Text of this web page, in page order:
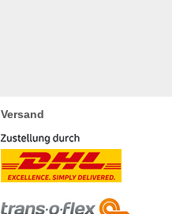
Versand